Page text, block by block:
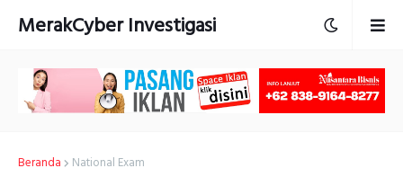
MerakCyber Investigasi
Beranda National Exam